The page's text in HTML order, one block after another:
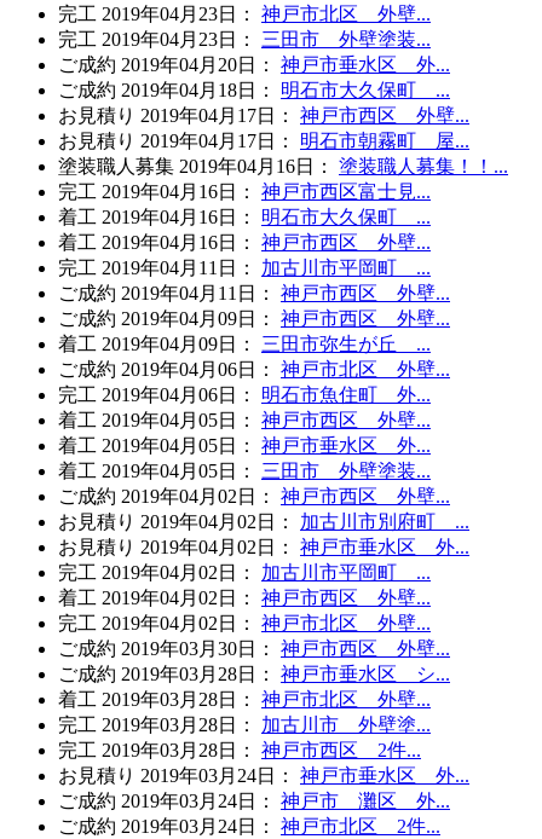
完工 2019年04月23日 ：
神戸市北区 外壁...
完工 2019年04月23日 ：
三田市 外壁塗装...
ご成約 2019年04月20日 ：
神戸市垂水区 外...
ご成約 2019年04月18日 ：
明石市大久保町 ...
お見積り 2019年04月17日 ：
神戸市西区 外壁...
お見積り 2019年04月17日 ：
明石市朝霧町 屋...
塗装職人募集 2019年04月16日 ：
塗装職人募集！！...
完工 2019年04月16日 ：
神戸市西区富士見...
着工 2019年04月16日 ：
明石市大久保町 ...
着工 2019年04月16日 ：
神戸市西区 外壁...
完工 2019年04月11日 ：
加古川市平岡町 ...
ご成約 2019年04月11日 ：
神戸市西区 外壁...
ご成約 2019年04月09日 ：
神戸市西区 外壁...
着工 2019年04月09日 ：
三田市弥生が丘 ...
ご成約 2019年04月06日 ：
神戸市北区 外壁...
完工 2019年04月06日 ：
明石市魚住町 外...
着工 2019年04月05日 ：
神戸市西区 外壁...
着工 2019年04月05日 ：
神戸市垂水区 外...
着工 2019年04月05日 ：
三田市 外壁塗装...
ご成約 2019年04月02日 ：
神戸市西区 外壁...
お見積り 2019年04月02日 ：
加古川市別府町 ...
お見積り 2019年04月02日 ：
神戸市垂水区 外...
完工 2019年04月02日 ：
加古川市平岡町 ...
着工 2019年04月02日 ：
神戸市西区 外壁...
完工 2019年04月02日 ：
神戸市北区 外壁...
ご成約 2019年03月30日 ：
神戸市西区 外壁...
ご成約 2019年03月28日 ：
神戸市垂水区 シ...
着工 2019年03月28日 ：
神戸市北区 外壁...
完工 2019年03月28日 ：
加古川市 外壁塗...
完工 2019年03月28日 ：
神戸市西区 2件...
お見積り 2019年03月24日 ：
神戸市垂水区 外...
ご成約 2019年03月24日 ：
神戸市 灘区 外...
ご成約 2019年03月24日 ：
神戸市北区 2件...